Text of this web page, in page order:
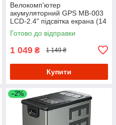
Велокомп'ютер
акумуляторний GPS MB-003
LCD-2.4" підсвітка екрана (14
функцій)
Готово до відправки
1 049 ₴ 1 149 ₴
Купити
–2%